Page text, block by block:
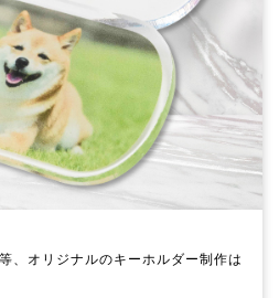
、オリジナルのキーホルダー制作は